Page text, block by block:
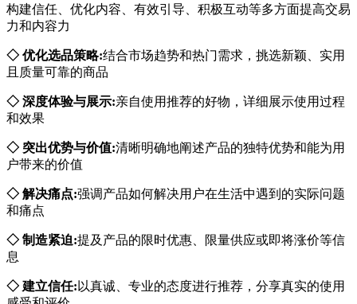
构建信任、优化内容、有效引导、积极互动等多方面提高交易
力和内容力
◇ 优化选品策略:结合市场趋势和热门需求，挑选新颖、实用
且质量可靠的商品
◇ 深度体验与展示:亲自使用推荐的好物，详细展示使用过程
和效果
◇ 突出优势与价值:清晰明确地阐述产品的独特优势和能为用
户带来的价值
◇ 解决痛点:强调产品如何解决用户在生活中遇到的实际问题
和痛点
◇ 制造紧迫:提及产品的限时优惠、限量供应或即将涨价等信
息
◇ 建立信任: 以真诚、专业的态度进行推荐，分享真实的使用